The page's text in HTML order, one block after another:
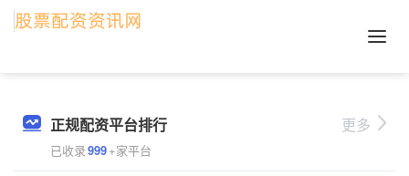
正规配资平台排行
已收录999+家平台
更多